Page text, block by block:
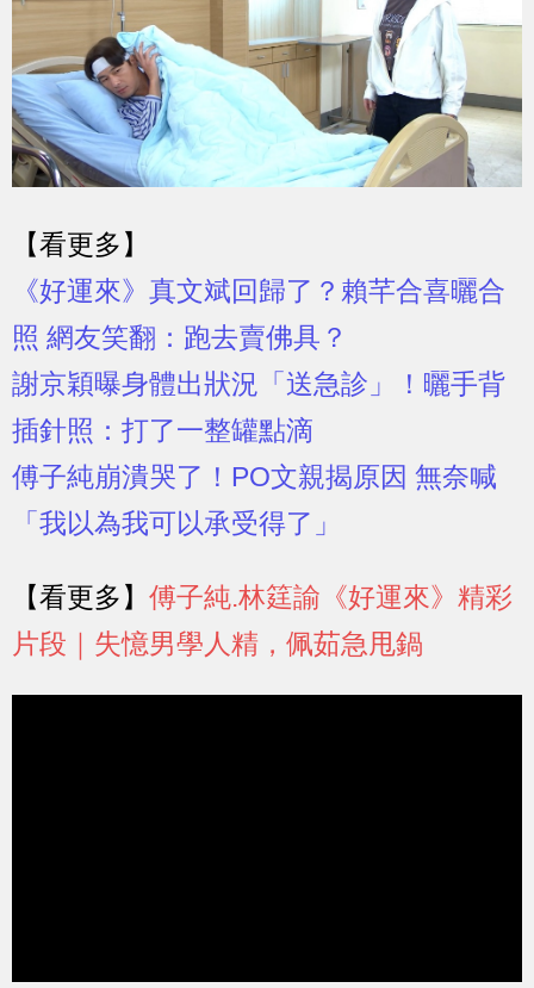
【看更多】
《好運來》真文斌回歸了？賴芊合喜曬合
照 網友笑翻：跑去賣佛具？
謝京穎曝身體出狀況「送急診」！曬手背
插針照：打了一整罐點滴
傅子純崩潰哭了！PO文親揭原因 無奈喊
「我以為我可以承受得了」
【看更多】 傅子純.林筳諭《好運來》精彩
片段｜失憶男學人精，佩茹急甩鍋